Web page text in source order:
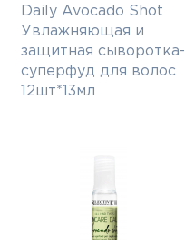
Daily Avocado Shot
Увлажняющая и
защитная сыворотка-
суперфуд для волос
12шт*13мл